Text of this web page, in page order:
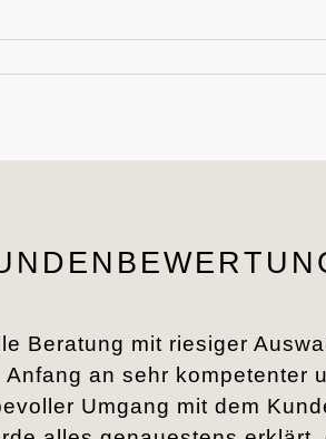
Beratung mit riesiger
Anfang an sehr kompetenter
Umgang mit dem